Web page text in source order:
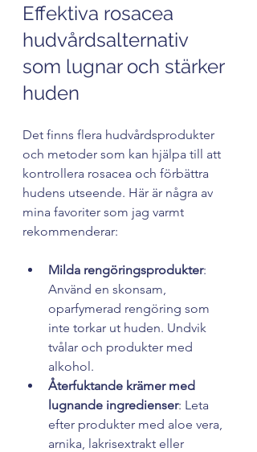
Effektiva rosacea
hudvårdsalternativ
som lugnar och stärker
huden
Det finns flera hudvårdsprodukter
och metoder som kan hjälpa till att
kontrollera rosacea och förbättra
hudens utseende. Här är några av
mina favoriter som jag varmt
rekommenderar:
Milda rengöringsprodukter:
Använd en skonsam,
oparfymerad rengöring som
inte torkar ut huden. Undvik
tvålar och produkter med
alkohol.
Återfuktande krämer med
lugnande ingredienser: Leta
efter produkter med aloe vera,
arnika, lakrisextrakt eller